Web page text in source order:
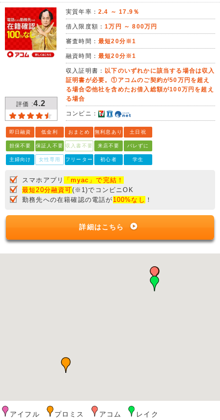
評価 :4.2
実質年率： 2.4 ～ 17.9％
借入限度額：1万円 ～ 800万円
審査時間： 最短20分※1
融資時間： 最短20分※1
収入証明書： 以下のいずれかに該当する場合は収入
証明書が必要。①アコムのご契約が50万円を超え
る場合②他社を含めたお借入総額が100万円を超え
る場合
コンビニ：
即日融資 低金利 おまとめ 無利息あり 土日祝
担保不要 保証人不要 収入書不要 来店不要 バレずに
主婦向け 女性専用 フリーター 初心者 学生
スマホアプリ
「myac」で完結！
最短20分融資可(※1)でコンビニOK
勤務先への在籍確認の電話が 100%なし ！
詳細はこちら
アイフル プロミス アコム レイク